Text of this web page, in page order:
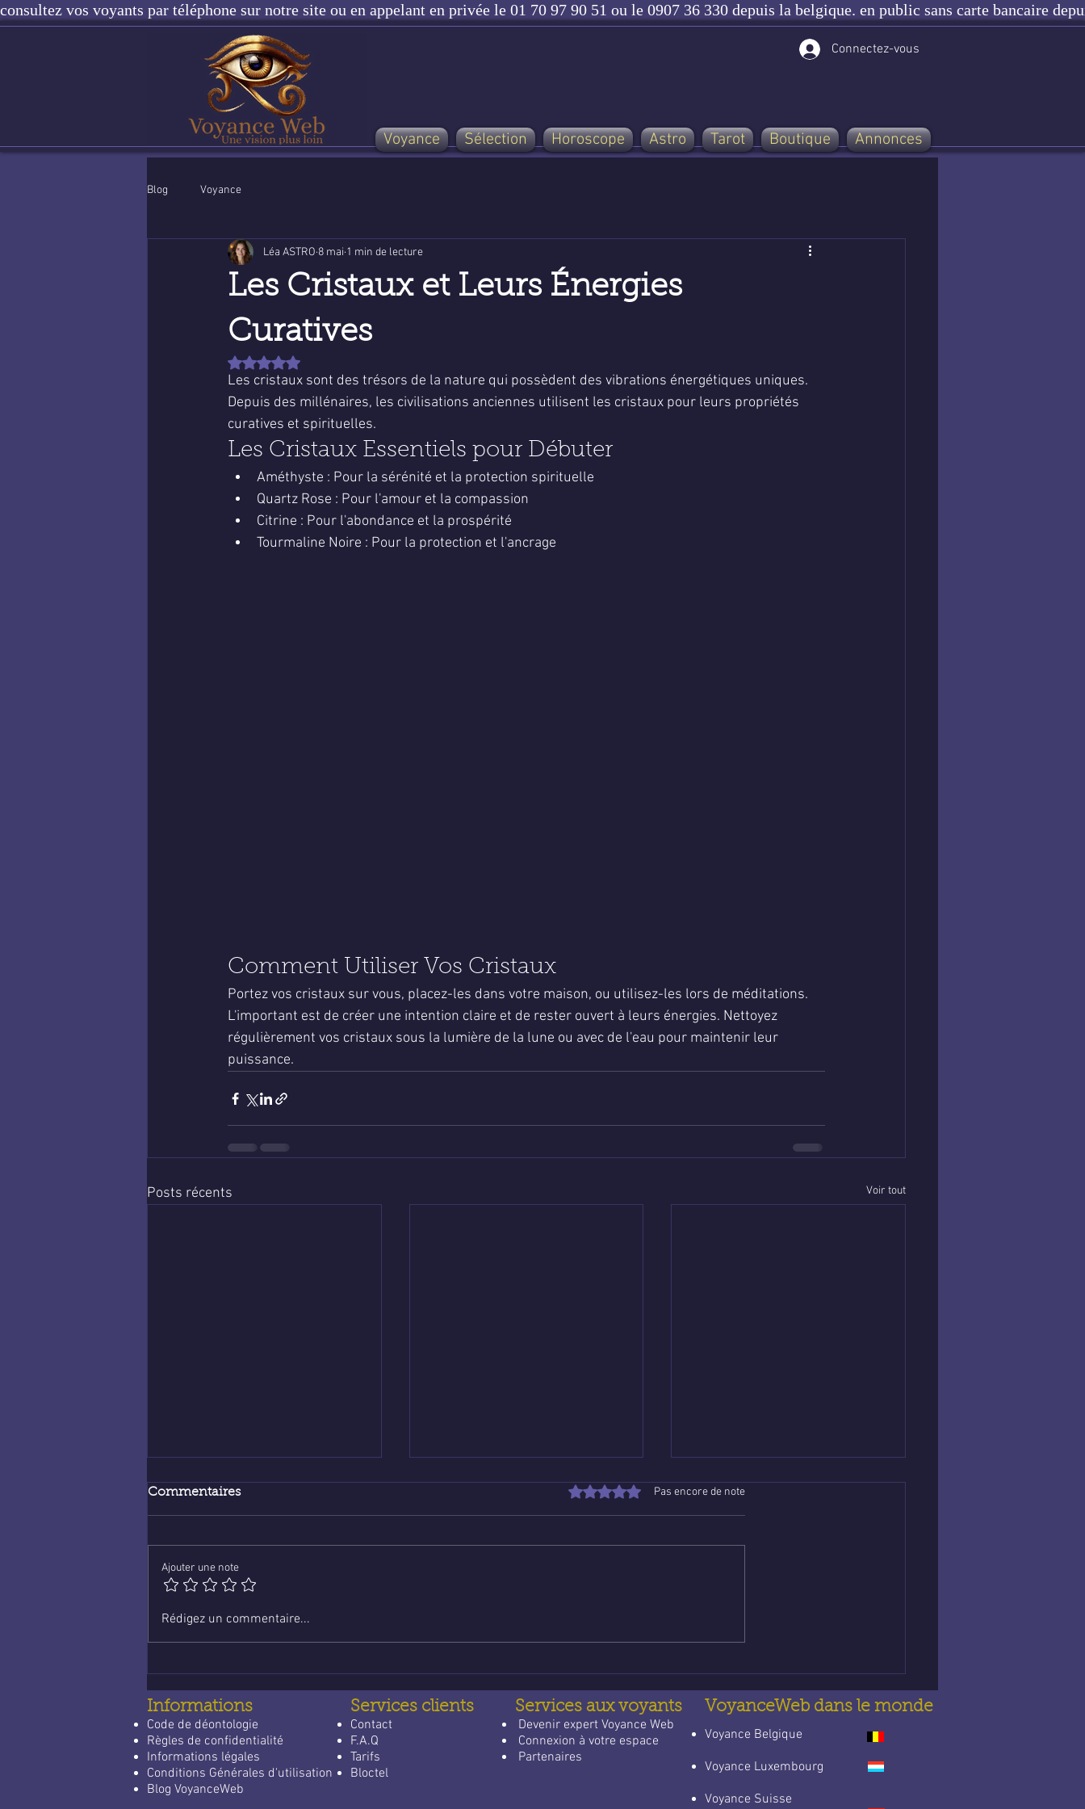
consultez vos voyants par téléphone sur notre site ou en appelant en privée le 01 70 97 90 51 ou le 0907 36 330 depuis la belgique. en public sans carte bancaire
Connectez-vous
Voyance Sélection Horoscope Astro Tarot Boutique Annonces
Blog Voyance
Les Cristaux et Leurs Énergies
Curatives
Léa ASTRO 8 mai 1 min de lecture
Noté NaN étoiles sur 5.
Les cristaux sont des trésors de la nature qui possèdent des vibrations énergétiques uniques.
Depuis des millénaires, les civilisations anciennes utilisent les cristaux pour leurs propriétés
curatives et spirituelles.
Les Cristaux Essentiels pour Débuter
Améthyste : Pour la sérénité et la protection spirituelle
Quartz Rose : Pour l'amour et la compassion
Citrine : Pour l'abondance et la prospérité
Tourmaline Noire : Pour la protection et l'ancrage
Comment Utiliser Vos Cristaux
Portez vos cristaux sur vous, placez-les dans votre maison, ou utilisez-les lors de méditations.
L'important est de créer une intention claire et de rester ouvert à leurs énergies. Nettoyez
régulièrement vos cristaux sous la lumière de la lune ou avec de l'eau pour maintenir leur
puissance.
Posts récents Voir tout
Voyance en ligne :
Commentaires Noté 0 étoile sur 5.Pas encore de note
Ajouter une note
Rédigez un commentaire...
Informations
Code de déontologie
Règles de confidentialité
Informations légales
Conditions Générales d'utilisation
Blog VoyanceWeb
Services clients
Contact
F.A.Q
Tarifs
Bloctel
Services aux voyants
Devenir expert Voyance Web
Connexion à votre espace
Partenaires
VoyanceWeb dans le monde
​Voyance Belgique
Voyance Luxembourg
Voyance Suisse